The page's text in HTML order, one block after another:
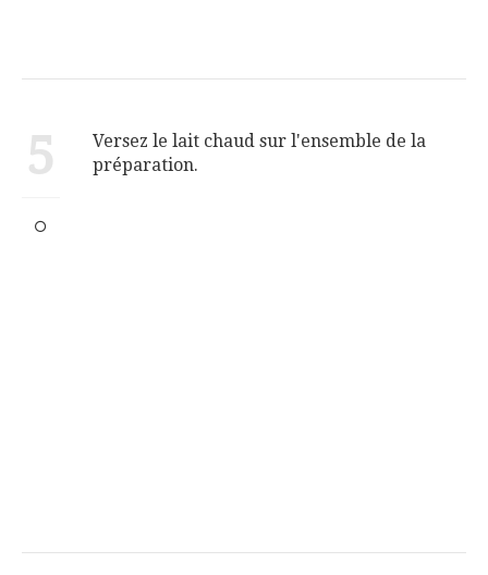
5
Versez le lait chaud sur l'ensemble de la
préparation.